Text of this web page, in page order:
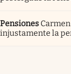
Pensiones
injustamente la